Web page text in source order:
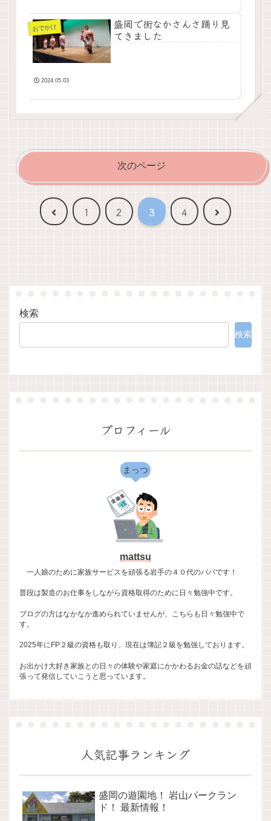
おでかけ
盛岡で街なかさんさ踊り見
てきました
2024.05.03
次のページ
前
1 2 3 4
次
検索
検索
プロフィール
まっつ
mattsu
一人娘のために家族サービスを頑張る岩手の４０代のパパです！
普段は製造のお仕事をしながら資格取得のために日々勉強中です。
ブログの方はなかなか進められていませんが、こちらも日々勉強中で
す。
2025年にFP２級の資格も取り、現在は簿記２級を勉強しております。
お出かけ大好き家族との日々の体験や家庭にかかわるお金の話などを頑
張って発信していこうと思っています。
人気記事ランキング
盛岡の遊園地！ 岩山パークラン
ド！ 最新情報！